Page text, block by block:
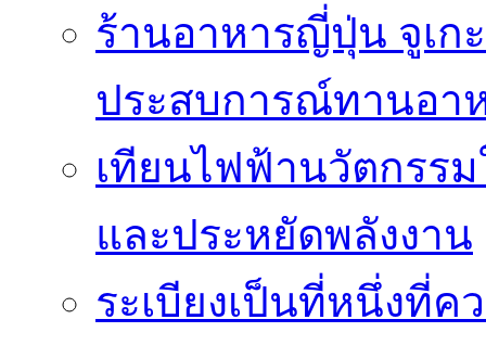
ร้านอาหารญี่ปุ่น จูเก
ประสบการณ์ทานอา
เทียนไฟฟ้านวัตกรร
และประหยัดพลังงาน
ระเบียงเป็นที่หนึ่งที่ค